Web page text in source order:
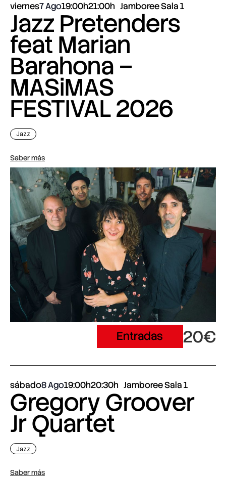
viernes7 Ago19:00h21:00h Jamboree Sala 1
Jazz Pretenders
feat Marian
Barahona –
MASiMAS
FESTIVAL 2026
Jazz
Saber más
Entradas 20€
sábado8 Ago19:00h20:30h Jamboree Sala 1
Gregory Groover
Jr Quartet
Jazz
Saber más